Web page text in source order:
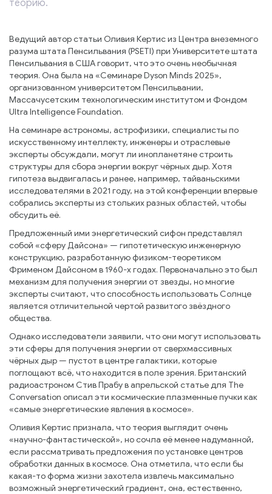
теорию.
Ведущий автор статьи Оливия Кертис из Центра внеземного
разума штата Пенсильвания (PSETI) при Университете штата
Пенсильвания в США говорит, что это очень необычная
теория. Она была на «Семинаре Dyson Minds 2025»,
организованном университетом Пенсильвании,
Массачусетским технологическим институтом и Фондом
Ultra Intelligence Foundation.
На семинаре астрономы, астрофизики, специалисты по
искусственному интеллекту, инженеры и отраслевые
эксперты обсуждали, могут ли инопланетяне строить
структуры для сбора энергии вокруг чёрных дыр. Хотя
гипотеза выдвигалась и ранее, например, тайваньскими
исследователями в 2021 году, на этой конференции впервые
собрались эксперты из стольких разных областей, чтобы
обсудить её.
Предложенный ими энергетический сифон представлял
собой «сферу Дайсона» — гипотетическую инженерную
конструкцию, разработанную физиком-теоретиком
Фрименом Дайсоном в 1960-х годах. Первоначально это был
механизм для получения энергии от звезды, но многие
эксперты считают, что способность использовать Солнце
является отличительной чертой развитого звёздного
общества.
Однако исследователи заявили, что они могут использовать
эти сферы для получения энергии от сверхмассивных
чёрных дыр — пустот в центре галактики, которые
поглощают всё, что находится в поле зрения. Британский
радиоастроном Стив Прабу в апрельской статье для The
Conversation описал эти космические плазменные пучки как
«самые энергетические явления в космосе».
Оливия Кертис признала, что теория выглядит очень
«научно-фантастической», но сочла её менее надуманной,
если рассматривать предложения по установке центров
обработки данных в космосе. Она отметила, что если бы
какая-то форма жизни захотела извлечь максимально
возможный энергетический градиент, она, естественно,